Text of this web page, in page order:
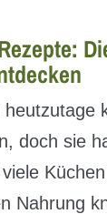
doch sie
Nahrung